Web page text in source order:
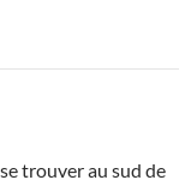
trouver au sud de